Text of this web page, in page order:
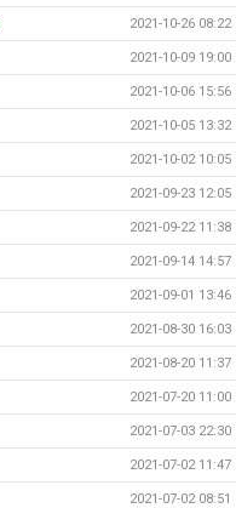
2021-10-26 08:22
2021-10-09 19:00
2021-10-06 15:56
2021-10-05 13:32
2021-10-02 10:05
2021-09-23 12:05
2021-09-22 11:38
2021-09-14 14:57
2021-09-01 13:46
2021-08-30 16:03
2021-08-20 11:37
2021-07-20 11:00
2021-07-03 22:30
2021-07-02 11:47
2021-07-02 08:51